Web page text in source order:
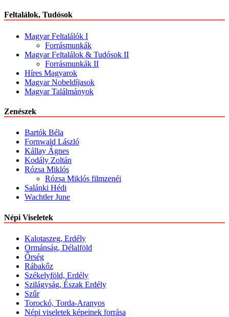
Feltalálok, Tudósok
Magyar Feltalálók I
Forrásmunkák
Magyar Feltalálok & Tudósok II
Forrásmunkák II
Híres Magyarok
Magyar Nobeldíjasok
Magyar Találmányok
Zenészek
Bartók Béla
Fornwald László
Kállay Ágnes
Kodály Zoltán
Rózsa Miklós
Rózsa Miklós filmzenéi
Salánki Hédi
Wachtler June
Népi Viseletek
Kalotaszeg, Erdély
Ormánság, Délalföld
Őrség
Rábakőz
Székelyföld, Erdély
Szilágyság, Észak Erdély
Szűr
Torockó, Torda-Aranyos
Népi viseletek képeinek forrása